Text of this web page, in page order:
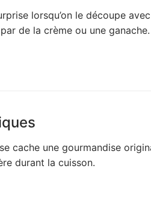
lorsqu’on le découpe
de la crème ou une ganache.
cache une gourmandise
durant la cuisson.